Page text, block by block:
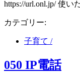
使
う
「責
界
点」
https://url.onl.jp/ 使
カテゴリー:
子育て /
050 IP電話